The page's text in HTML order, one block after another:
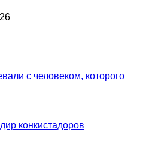
с человеком, которого
конкистадоров